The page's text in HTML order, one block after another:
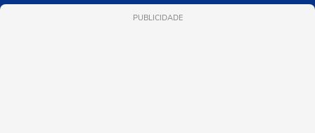
PUBLICIDADE